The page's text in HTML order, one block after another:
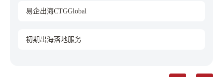
易企出海CTGGlobal
初期出海落地服务